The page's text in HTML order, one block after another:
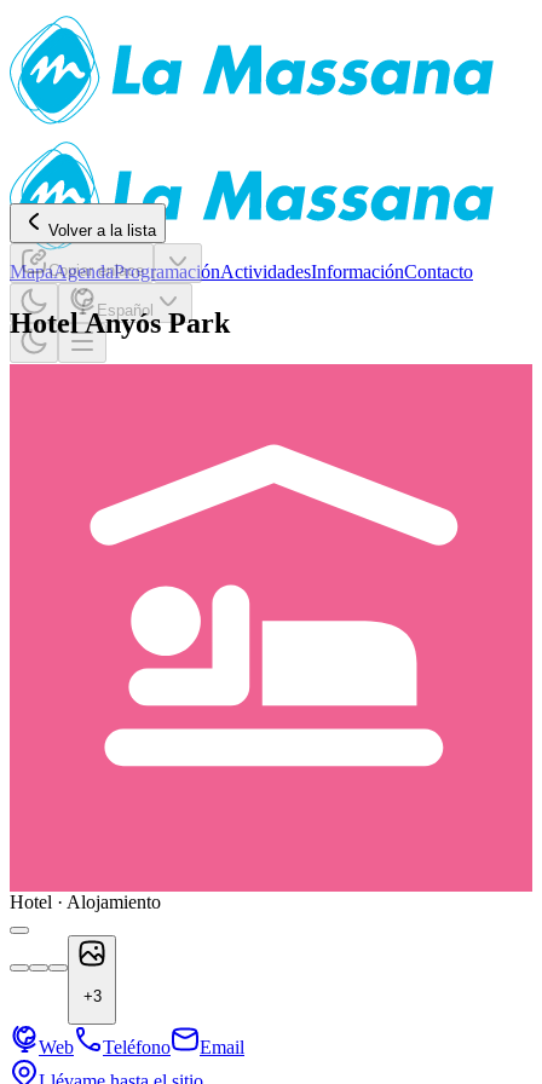
MapaAgendaProgramaciónActividadesInformaciónContacto
Español
Volver a la lista
Copiar enlace
Hotel Anyós Park
Hotel · Alojamiento
+3
Web Teléfono
Email